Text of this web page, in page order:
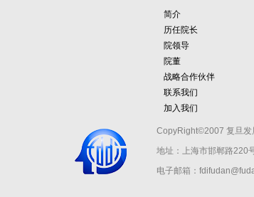
简介
历任院长
院领导
院董
战略合作伙伴
联系我们
加入我们
CopyRight©2007 复旦发
地址：上海市邯郸路220
电子邮箱：